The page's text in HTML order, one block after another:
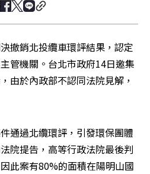
撤銷北投纜車環評結果，認定
管機關。台北市政府14日邀集
由於內政部不認同法院見解，
通過北纜環評，引發環保團體
院提告，高等行政法院最後判
此案有80%的面積在陽明山國